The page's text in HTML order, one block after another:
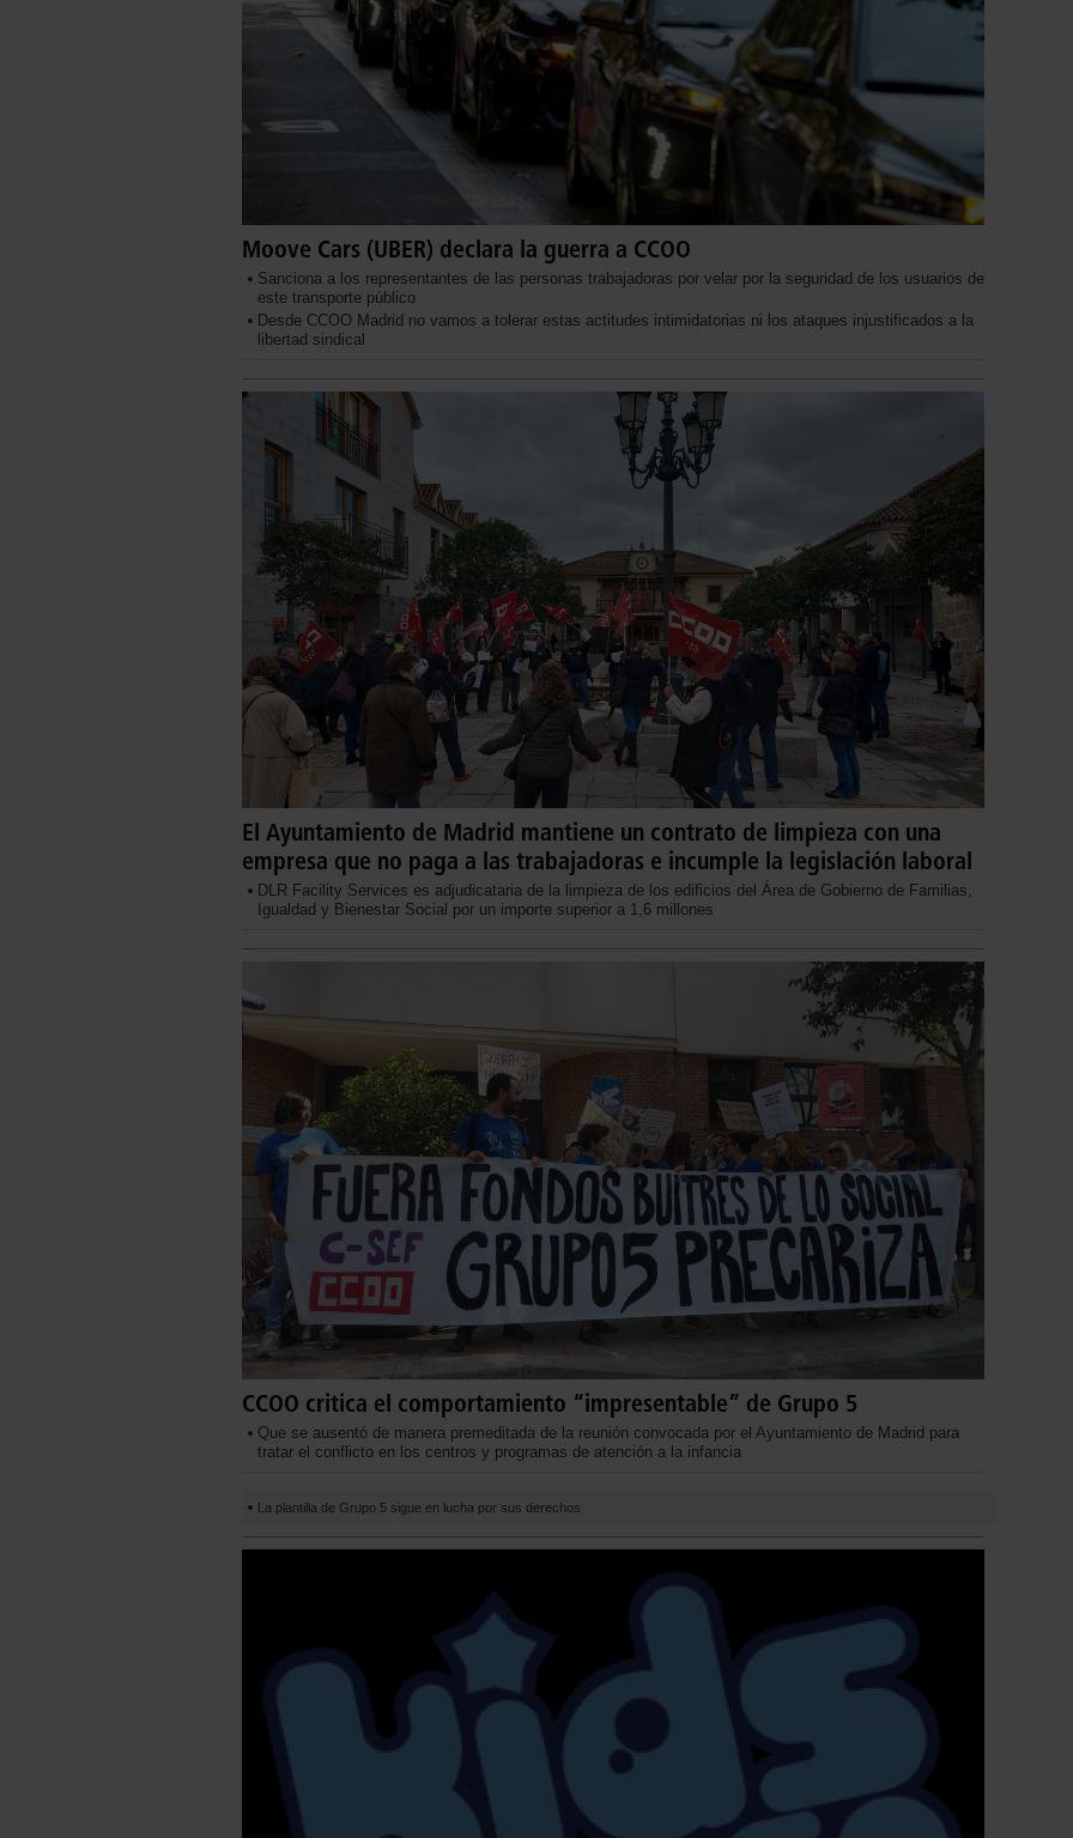
Moove Cars (UBER) declara la guerra a CCOO
Sanciona a los representantes de las personas trabajadoras por velar por la seguridad de los usuarios de
este transporte público
Desde CCOO Madrid no vamos a tolerar estas actitudes intimidatorias ni los ataques injustificados a la
libertad sindical
El Ayuntamiento de Madrid mantiene un contrato de limpieza con una
empresa que no paga a las trabajadoras e incumple la legislación laboral
DLR Facility Services es adjudicataria de la limpieza de los edificios del Área de Gobierno de Familias,
Igualdad y Bienestar Social por un importe superior a 1,6 millones
CCOO critica el comportamiento “impresentable” de Grupo 5
Que se ausentó de manera premeditada de la reunión convocada por el Ayuntamiento de Madrid para
tratar el conflicto en los centros y programas de atención a la infancia
La plantilla de Grupo 5 sigue en lucha por sus derechos